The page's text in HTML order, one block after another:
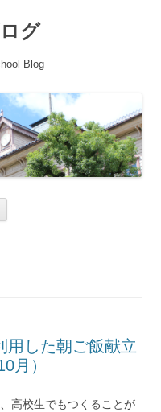
グ
Blog
用した朝ご飯献立
月）
高校生でもつくることが